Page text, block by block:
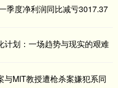
季度净利润同比减亏3017.37
计划：一场趋势与现实的艰难
MIT教授遭枪杀案嫌犯系同